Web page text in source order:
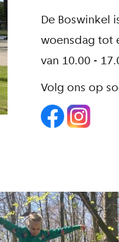
De Boswinkel
woensdag tot
van 10.00 -
Volg ons op